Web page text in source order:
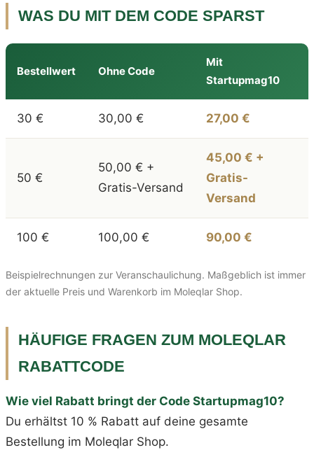
WAS DU MIT DEM CODE SPARST
Bestellwert Ohne Code
Mit
Startupmag10
30 € 30,00 € 27,00 €
50 €
50,00 € +
Gratis-Versand
45,00 € +
Gratis-
Versand
100 € 100,00 € 90,00 €
Beispielrechnungen zur Veranschaulichung. Maßgeblich ist immer
der aktuelle Preis und Warenkorb im Moleqlar Shop.
HÄUFIGE FRAGEN ZUM MOLEQLAR
RABATTCODE
Wie viel Rabatt bringt der Code Startupmag10?
Du erhältst 10 % Rabatt auf deine gesamte
Bestellung im Moleqlar Shop.